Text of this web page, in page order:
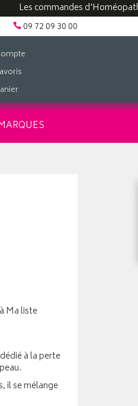
commandes d'Homéopathie
09 72 09 30 00
Ma liste
à la perte
il se mélange